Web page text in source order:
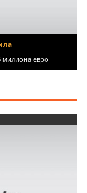
милиона евро